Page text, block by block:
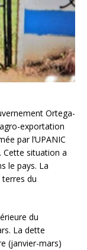
Ortega-
exportation
par l’UPANIC
Cette situation a
le pays. La
du
du
La dette
(janvier-mars)